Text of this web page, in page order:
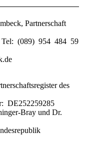
Partnerschaft
Tel: (089) 954 484 59
des
DE252259285
Bray und Dr.